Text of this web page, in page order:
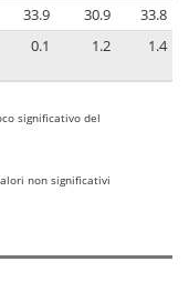
33.9 30.9
33.8
0.1 1.2 1.4
significativo del
non significativi